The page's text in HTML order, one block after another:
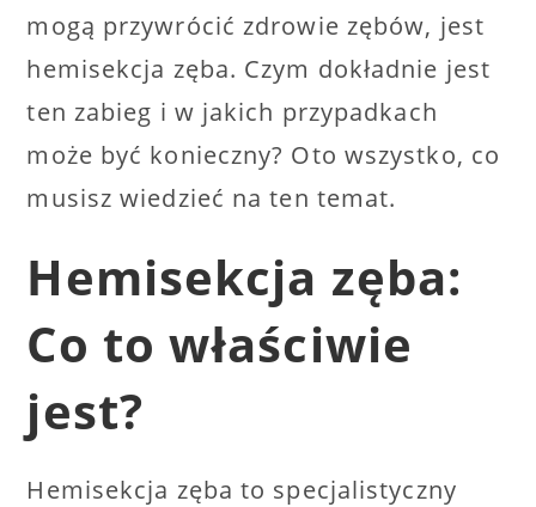
mogą przywrócić zdrowie zębów, jest
hemisekcja zęba. Czym dokładnie jest
ten zabieg i w jakich przypadkach
może być konieczny? Oto wszystko, co
musisz wiedzieć na ten temat.
Hemisekcja zęba:
Co to właściwie
jest?
Hemisekcja zęba to specjalistyczny